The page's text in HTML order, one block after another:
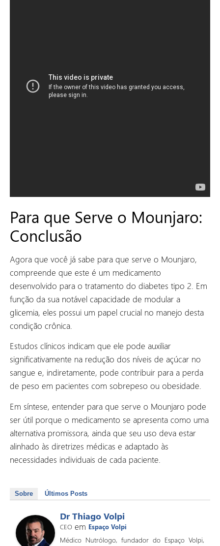
Para que Serve o Mounjaro:
Conclusão
Agora que você já sabe para que serve o Mounjaro,
compreende que este é um medicamento
desenvolvido para o tratamento do diabetes tipo 2. Em
função da sua notável capacidade de modular a
glicemia, eles possui um papel crucial no manejo desta
condição crônica.
Estudos clínicos indicam que ele pode auxiliar
significativamente na redução dos níveis de açúcar no
sangue e, indiretamente, pode contribuir para a perda
de peso em pacientes com sobrepeso ou obesidade.
Em síntese, entender para que serve o Mounjaro pode
ser útil porque o medicamento se apresenta como uma
alternativa promissora, ainda que seu uso deva estar
alinhado às diretrizes médicas e adaptado às
necessidades individuais de cada paciente.
Sobre Últimos Posts
Dr Thiago Volpi
CEO em Espaço Volpi
Médico Nutrólogo, fundador do Espaço Volpi,